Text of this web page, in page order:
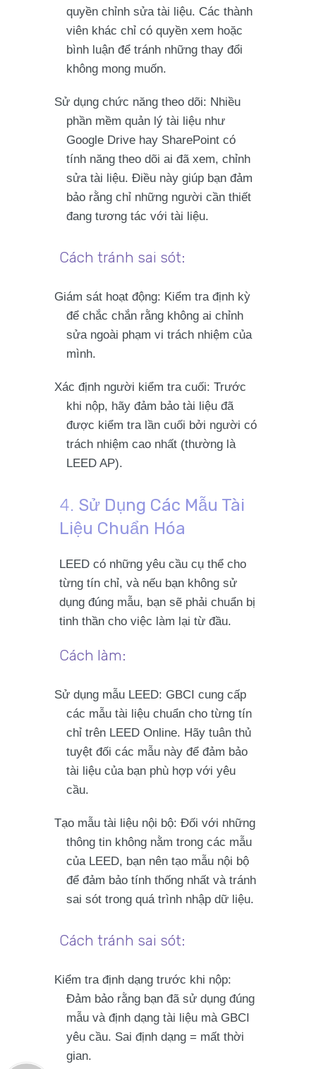
quyền chỉnh sửa tài liệu. Các thành
viên khác chỉ có quyền xem hoặc
bình luận để tránh những thay đổi
không mong muốn.
Sử dụng chức năng theo dõi: Nhiều
phần mềm quản lý tài liệu như
Google Drive hay SharePoint có
tính năng theo dõi ai đã xem, chỉnh
sửa tài liệu. Điều này giúp bạn đảm
bảo rằng chỉ những người cần thiết
đang tương tác với tài liệu.
Cách tránh sai sót:
Giám sát hoạt động: Kiểm tra định kỳ
để chắc chắn rằng không ai chỉnh
sửa ngoài phạm vi trách nhiệm của
mình.
Xác định người kiểm tra cuối: Trước
khi nộp, hãy đảm bảo tài liệu đã
được kiểm tra lần cuối bởi người có
trách nhiệm cao nhất (thường là
LEED AP).
4. Sử Dụng Các Mẫu Tài
Liệu Chuẩn Hóa
LEED có những yêu cầu cụ thể cho
từng tín chỉ, và nếu bạn không sử
dụng đúng mẫu, bạn sẽ phải chuẩn bị
tinh thần cho việc làm lại từ đầu.
Cách làm:
Sử dụng mẫu LEED: GBCI cung cấp
các mẫu tài liệu chuẩn cho từng tín
chỉ trên LEED Online. Hãy tuân thủ
tuyệt đối các mẫu này để đảm bảo
tài liệu của bạn phù hợp với yêu
cầu.
Tạo mẫu tài liệu nội bộ: Đối với những
thông tin không nằm trong các mẫu
của LEED, bạn nên tạo mẫu nội bộ
để đảm bảo tính thống nhất và tránh
sai sót trong quá trình nhập dữ liệu.
Cách tránh sai sót:
Kiểm tra định dạng trước khi nộp:
Đảm bảo rằng bạn đã sử dụng đúng
mẫu và định dạng tài liệu mà GBCI
yêu cầu. Sai định dạng = mất thời
gian.